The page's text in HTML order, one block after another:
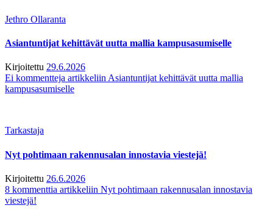
Jethro Ollaranta
Asiantuntijat kehittävät uutta mallia kampusasumiselle
Kirjoitettu 29.6.2026
Ei kommentteja artikkeliin Asiantuntijat kehittävät uutta mallia
kampusasumiselle
Tarkastaja
Nyt pohtimaan rakennusalan innostavia viestejä!
Kirjoitettu 26.6.2026
8 kommenttia artikkeliin Nyt pohtimaan rakennusalan innostavia
viestejä!